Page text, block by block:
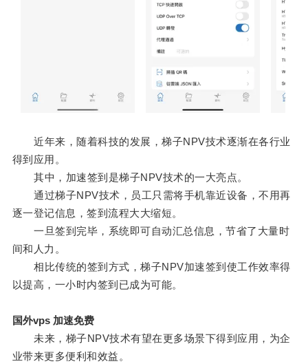
近年来，随着科技的发展，梯子NPV技术逐渐在各行业
得到应用。
其中，加速签到是梯子NPV技术的一大亮点。
通过梯子NPV技术，员工只需将手机靠近设备，不用再
逐一登记信息，签到流程大大缩短。
一旦签到完毕，系统即可自动汇总信息，节省了大量时
间和人力。
相比传统的签到方式，梯子NPV加速签到使工作效率得
以提高，一小时内签到已成为可能。
国外vps 加速免费
未来，梯子NPV技术有望在更多场景下得到应用，为企
业带来更多便利和效益。